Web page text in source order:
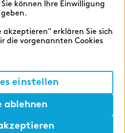
können Ihre Einwilligung
akzeptieren" erklären Sie sich
die vorgenannten Cookies
einstellen
ablehnen